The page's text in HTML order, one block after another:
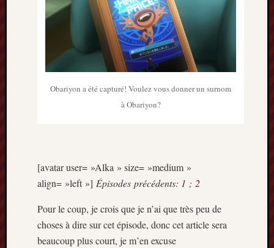
Obariyon a été capturé! Voulez vous donner un surnom
à Obariyon?
[avatar user= »Alka » size= »medium »
align= »left »] Épisodes précédents: 1 ; 2
Pour le coup, je crois que je n’ai que très peu de
choses à dire sur cet épisode, donc cet article sera
beaucoup plus court, je m’en excuse